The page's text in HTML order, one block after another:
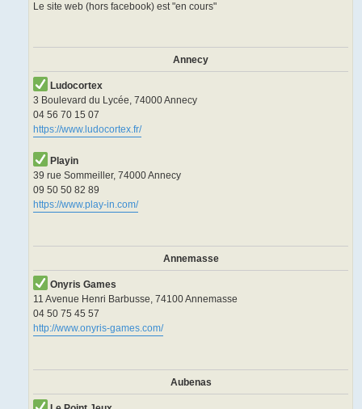
Le site web (hors facebook) est "en cours"
Annecy
Ludocortex
3 Boulevard du Lycée, 74000 Annecy
04 56 70 15 07
https://www.ludocortex.fr/
Playin
39 rue Sommeiller, 74000 Annecy
09 50 50 82 89
https://www.play-in.com/
Annemasse
Onyris Games
11 Avenue Henri Barbusse, 74100 Annemasse
04 50 75 45 57
http://www.onyris-games.com/
Aubenas